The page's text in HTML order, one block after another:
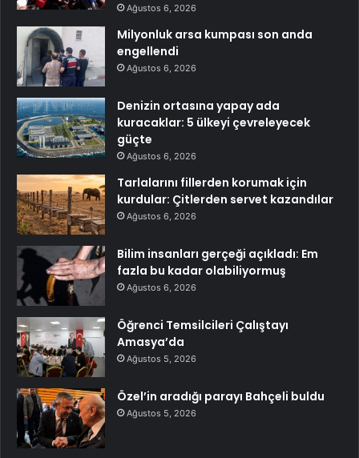
Ağustos 6, 2026
Milyonluk arsa kumpası son anda
engellendi
Ağustos 6, 2026
Denizin ortasına yapay ada
kuracaklar: 5 ülkeyi çevreleyecek
güçte
Ağustos 6, 2026
Tarlalarını fillerden korumak için
kurdular: Çitlerden servet kazandılar
Ağustos 6, 2026
Bilim insanları gerçeği açıkladı: Em
fazla bu kadar olabiliyormuş
Ağustos 6, 2026
Öğrenci Temsilcileri Çalıştayı
Amasya’da
Ağustos 5, 2026
Özel’in aradığı parayı Bahçeli buldu
Ağustos 5, 2026